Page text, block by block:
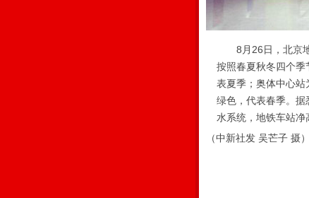
8月26日，北京地
按照春夏秋冬四个
表夏季；奥体中心
绿色，代表春季。
水系统，地铁车站净
（中新社发 吴芒子 摄）